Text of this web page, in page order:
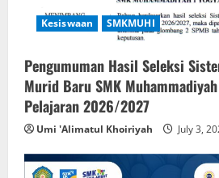
Kesiswaan SMKMUHI
Pengumuman Hasil Seleksi
Murid Baru SMK
Pelajaran 2026/2027
Umi 'Alimatul Khoiriyah July 3,